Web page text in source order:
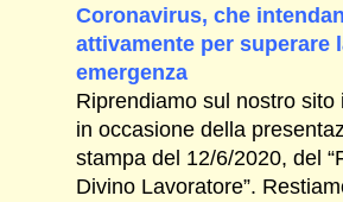
Coronavirus, che
attivamente per superare
emergenza
Riprendiamo sul nostro sito
in occasione della
stampa del 12/6/2020, del
Divino Lavoratore”.